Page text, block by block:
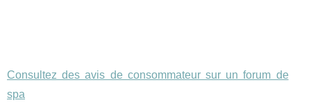
Consultez des avis de consommateur sur un forum de
spa